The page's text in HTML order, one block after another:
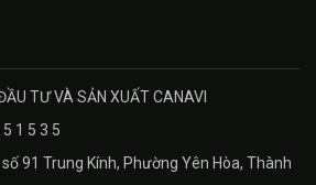
TƯ VÀ SẢN XUẤT CANAVI
1 5 3 5
số 91 Trung Kính, Phường Yên Hòa, Thành